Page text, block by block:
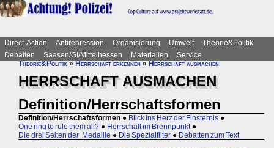
Direct-Action Antirepression Organisierung Umwelt
Theorie&Politik
Debatten
Saasen/GI/Mittelhessen Materialien
Service
Theorie&Politik»Herrschaft erkennen»Herrschaft ausmachen
HERRSCHAFT AUSMACHEN
Definition/Herrschaftsformen
Definition/Herrschaftsformen ● Blick ins Herz der Finsternis ●
One ring to rule them all? ● Herrschaft im Brennpunkt ●
Die drei Seiten der Medaille ● Die Spezialfilter ● Debatten zum Text